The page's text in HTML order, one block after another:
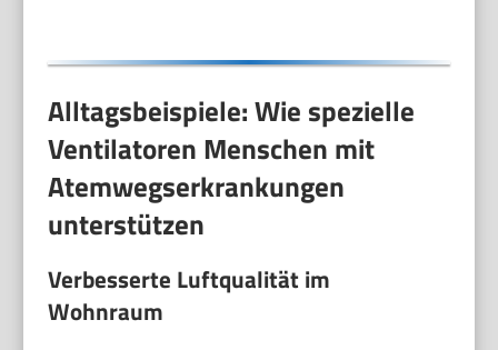
Alltagsbeispiele: Wie spezielle
Ventilatoren Menschen mit
Atemwegserkrankungen
unterstützen
Verbesserte Luftqualität im
Wohnraum